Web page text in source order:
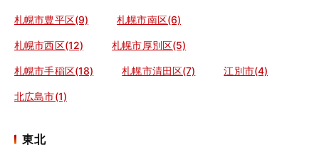
札幌市豊平区(9) 札幌市南区(6)
札幌市西区(12) 札幌市厚別区(5)
札幌市手稲区(18) 札幌市清田区(7) 江別市(4)
北広島市(1)
東北